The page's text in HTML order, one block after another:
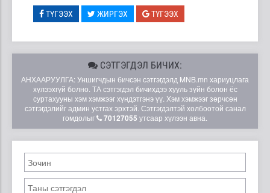
ТҮГЭЭХ ЖИРГЭХ ТҮГЭЭХ
СЭТГЭГДЭЛ БИЧИХ:
АНХААРУУЛГА: Уншигчдын бичсэн сэтгэгдэлд MNB.mn хариуцлага
хүлээхгүй болно. ТА сэтгэгдэл бичихдээ хууль зүйн болон ёс
суртахууны хэм хэмжээг хүндэтгэнэ үү. Хэм хэмжээг зөрчсөн
сэтгэгдэлийг админ устгах эрхтэй. Сэтгэгдэлтэй холбоотой санал
гомдолыг
70127055 утсаар хүлээн авна.